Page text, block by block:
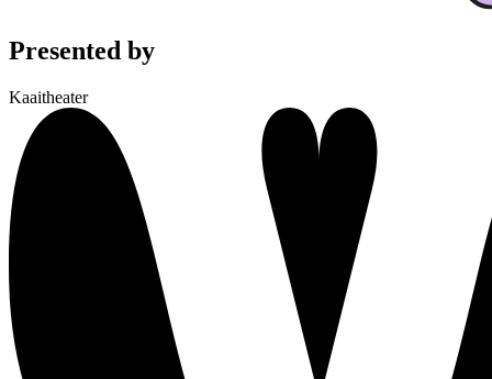
Presented by
Kaaitheater